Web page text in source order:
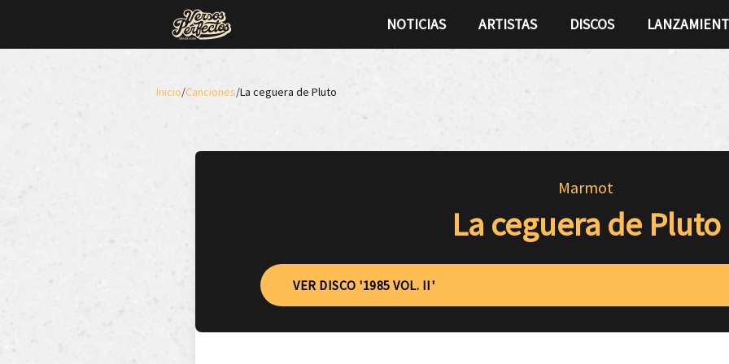
NOTICIAS ARTISTAS DISCOS
Inicio/Canciones/La ceguera de Pluto
Marmot
La ceguera de Pluto
VER DISCO '1985 VOL. II'